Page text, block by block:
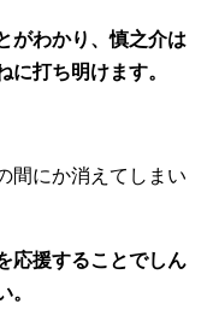
がわかり、慎之介は
に打ち明けます。
間にか消えてしまい
応援することでしん
。